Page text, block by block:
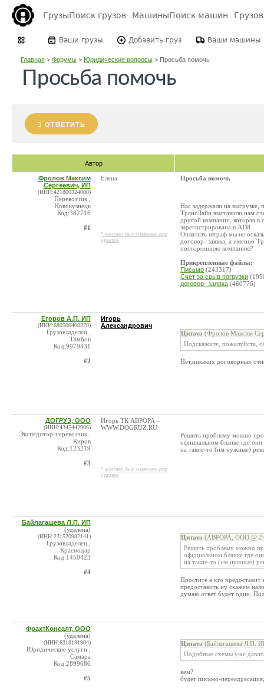
ГрузыПоиск грузов МашиныПоиск машин
Ваши грузы Добавить груз Ваши машины
Главная> Форумы> Юридические вопросы> Просьба помочь
Просьба помочь
ОТВЕТИТЬ
Автор
Фролов Максим
Сергеевич, ИП
(ИНН:421800324000)
Перевозчик ,
Новокузнецк
Код:382716
#1
Елена
* контакт был изменен или
удален
Просьба помочь
Нас задержали на выгрузке,
ТрансЛайн выставили нам
другой компании, которая в
зарегистрирована в АТИ.
Оплатить штраф мы не
договор- заявка, а именно
постороннюю компанию?
Прикрепленные файлы:
Письмо (243317)
Счет за срыв погрузки
договор- заявка (460776)
Егоров А.П. ИП
(ИНН:680500408370)
Грузовладелец ,
Тамбов
Код:9979431
#2
Игорь
Александрович
Цитата (Фролов Максим
Подскажите, пожалуйста,
Нет,никаких договорных
ДОГРУЗ, ООО
(ИНН:4345442906)
Экспедитор-перевозчик ,
Киров
Код:123219
#3
Игорь ТК АВРОРА -
WWW.DOGRUZ.RU
* контакт был изменен или
удален
Решить проблему можно
официальном бланке где
на такие-то (им нужные)
Байлагашева Л.П. ИП
(удалена)
(ИНН:231520982141)
Грузовладелец ,
Краснодар
Код:1450423
#4
Цитата (АВРОРА, ООО @
Решить проблему можно
официальном бланке где
на такие-то (им нужные)
Простите а кто
предоставить ну скажем
думаю ответ будет один.
ФрахтКонсалт, ООО
(удалена)
(ИНН:6318191904)
Юридические услуги ,
Самара
Код:2899686
#5
Цитата (Байлагашева Л.П.
Подобные схемы уже давно
кем?
будет письмо-